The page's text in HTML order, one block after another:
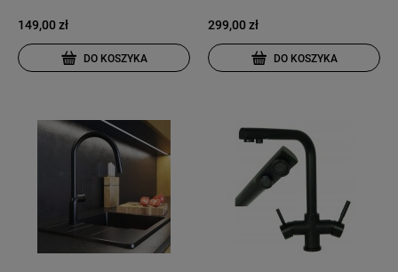
149,00 zł
DO KOSZYKA
299,00 zł
DO KOSZYKA